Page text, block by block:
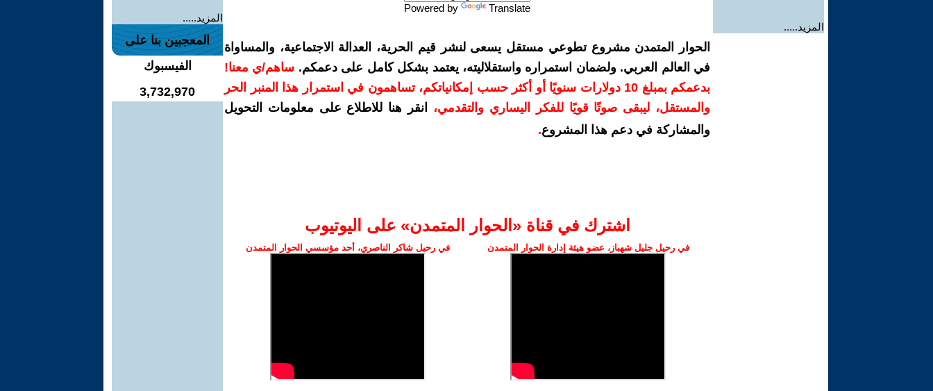
المزيد.....
Powered by Translate
الحوار المتمدن مشروع تطوعي مستقل يسعى لنشر قيم الحرية، العدالة الاجتماعية، والمساواة
في العالم العربي. ولضمان استمراره واستقلاليته، يعتمد بشكل كامل على دعمكم. ساهم/ي معنا!
بدعمكم بمبلغ 10 دولارات سنويًا أو أكثر حسب إمكانياتكم، تساهمون في استمرار هذا المنبر الحر
والمستقل، ليبقى صوتًا قويًا للفكر اليساري والتقدمي،
انقر هنا للاطلاع على معلومات التحويل
والمشاركة في دعم هذا المشروع.
اشترك في قناة ‫«الحوار المتمدن» على اليوتيوب
في رحيل جليل شهباز، عضو هيئة إدارة الحوار المتمدن في رحيل شاكر الناصري، أحد مؤسسي الحوار المتمدن
المزيد.....
المعجبين بنا على
الفيسبوك
3,732,970